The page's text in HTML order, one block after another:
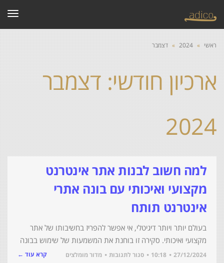
ראשי »
2024
» דצמבר
ארכיון חודשי: דצמבר
2024
למה חשוב לבנות אתר אינטרנט
מקצועי ואיכותי עם בונה אתרי
אינטרנט תותח
בעולם יותר ויותר דיגיטלי, אי אפשר להפריז בחשיבותו של אתר
מקצועי ואיכותי. סקירה זו בוחנת את המשמעות של שימוש בבונה
27/12/2024
10:18 סגור לתגובות מדור מומלצים קרא עוד ←